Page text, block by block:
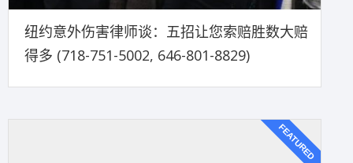
纽约意外伤害律师谈：五招让您索赔胜数大赔
得多 (718-751-5002, 646-801-8829)
FEATURED